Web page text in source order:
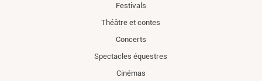
Festivals
Théâtre et contes
Concerts
Spectacles équestres
Cinémas